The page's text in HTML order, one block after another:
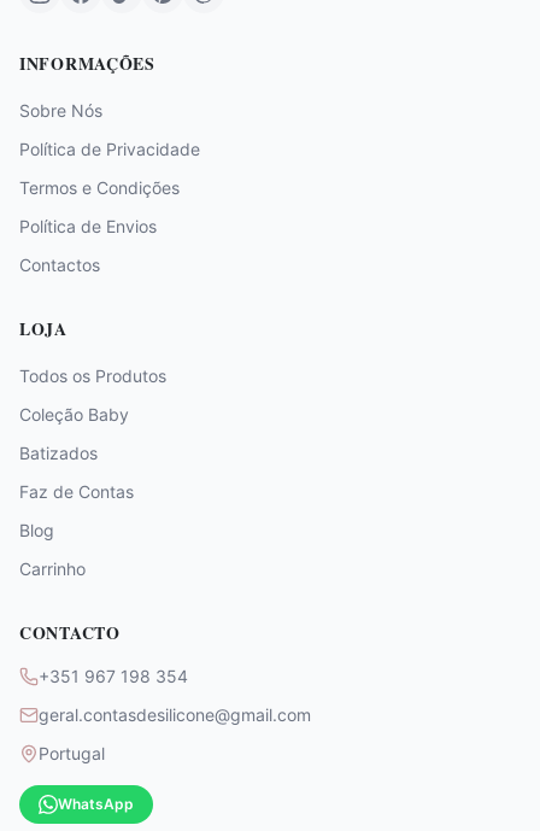
INFORMAÇÕES
Sobre Nós
Política de Privacidade
Termos e Condições
Política de Envios
Contactos
LOJA
Todos os Produtos
Coleção Baby
Batizados
Faz de Contas
Blog
Carrinho
CONTACTO
+351 967 198 354
geral.contasdesilicone@gmail.com
Portugal
WhatsApp